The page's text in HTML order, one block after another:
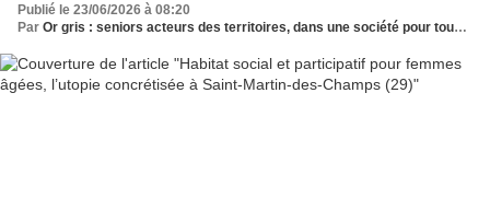
Publié le 23/06/2026 à 08:20
Par Or gris : seniors acteurs des territoires, dans une société pour tous les âges